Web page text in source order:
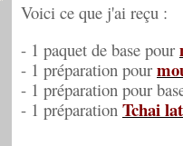
Voici ce que j'ai reçu :
- 1 paquet de base pour
- 1 préparation pour
- 1 préparation pour
- 1 préparation Tchai